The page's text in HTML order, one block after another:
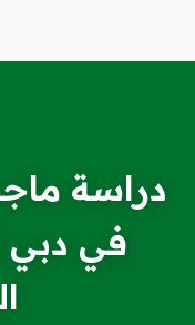
دراسة
في دبي